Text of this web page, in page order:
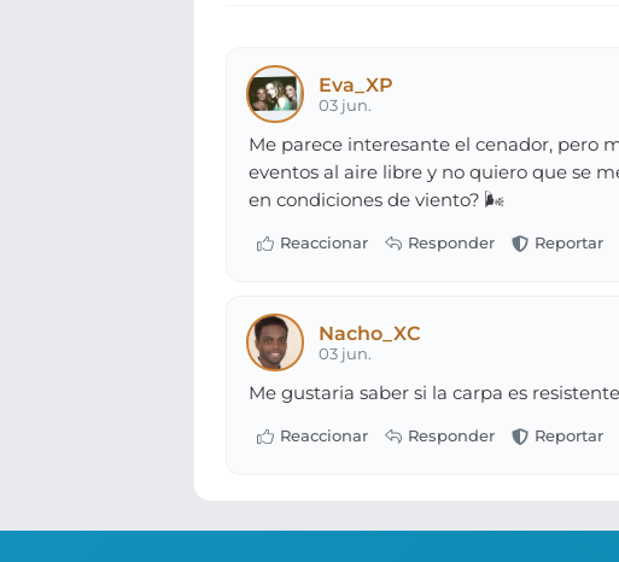
Eva_XP
03 jun.
Me parece interesante el cenador, pero
eventos al aire libre y no quiero que se
en condiciones de viento? 🌬️
Nacho_XC
03 jun.
Me gustaria saber si la carpa es